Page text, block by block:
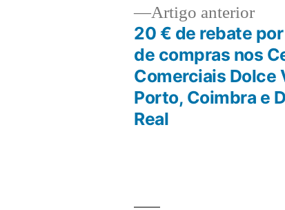
Navegação
Artigo anterior
20 € de rebate
de compras nos
Comerciais Dolce
Porto, Coimbra e
Real